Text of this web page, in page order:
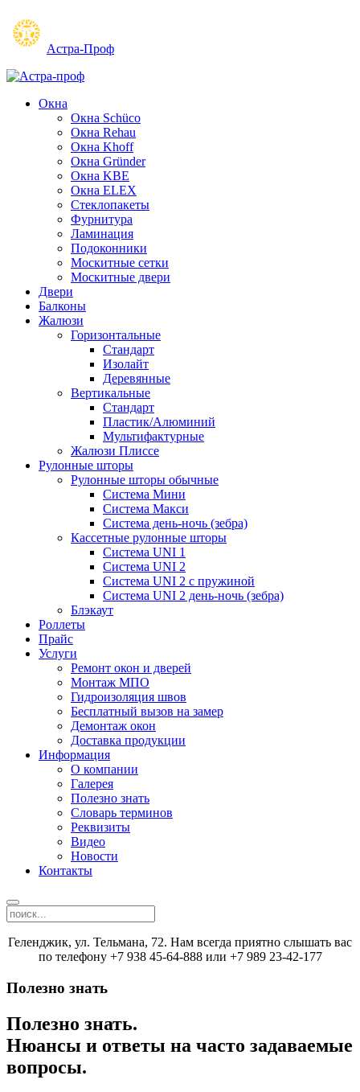
Астра-Проф
Окна
Окна Schüco
Окна Rehau
Окна Khoff
Окна Gründer
Окна KBE
Окна ELEX
Стеклопакеты
Фурнитура
Ламинация
Подоконники
Москитные сетки
Москитные двери
Двери
Балконы
Жалюзи
Горизонтальные
Стандарт
Изолайт
Деревянные
Вертикальные
Стандарт
Пластик/Алюминий
Мультифактурные
Жалюзи Плиссе
Рулонные шторы
Рулонные шторы обычные
Система Мини
Система Макси
Система день-ночь (зебра)
Кассетные рулонные шторы
Система UNI 1
Система UNI 2
Система UNI 2 с пружиной
Система UNI 2 день-ночь (зебра)
Блэкаут
Роллеты
Прайс
Услуги
Ремонт окон и дверей
Монтаж МПО
Гидроизоляция швов
Бесплатный вызов на замер
Демонтаж окон
Доставка продукции
Информация
О компании
Галерея
Полезно знать
Словарь терминов
Реквизиты
Видео
Новости
Контакты
Геленджик, ул. Тельмана, 72. Нам всегда приятно слышать вас
по телефону +7 938 45-64-888 или +7 989 23-42-177
Полезно знать
Полезно знать.
Нюансы и ответы на часто задаваемые
вопросы.